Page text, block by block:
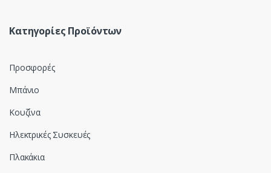
Κατηγορίες Προϊόντων
Προσφορές
Μπάνιο
Κουζίνα
Ηλεκτρικές Συσκευές
Πλακάκια